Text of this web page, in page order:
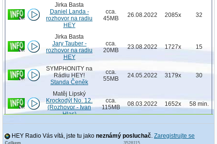
Jirka Basta
Daniel Landa -
rozhovor na radiu
HEY
cca.
45MB
26.08.2022 2085x 32
Jirka Basta
Jary Tauber -
rozhovor na radiu
HEY
cca.
20MB
23.08.2022 1727x 15
SYMPHONITY na
Rádiu HEY!
Standa Čeněk
cca.
55MB
24.05.2022 3179x 30
Matěj Lipský
Krockodýl No. 12.
(Rozhovor - Ivan
Hlas)
cca.
115MB
08.03.2022 1652x 58 min.
Matěj Lipský
Krockodýl No. 09.
(Rozhovor -
cca.
45MB
27.11.2021 1753x 58 min.
HEY Radio Vás vítá, jste tu jako neznámý posluchač. Zaregistrujte se
Celkem 3528115